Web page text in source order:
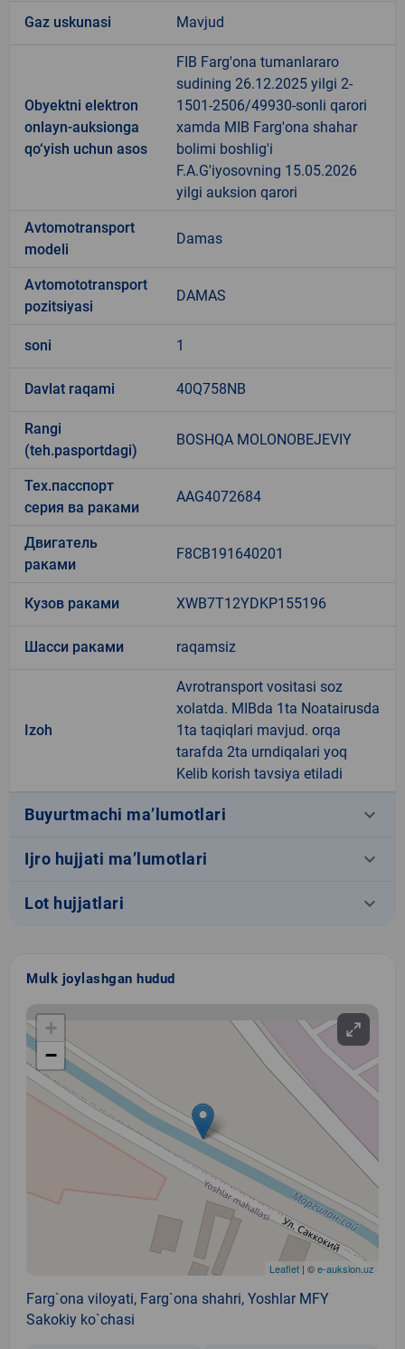
Gaz uskunasi Mavjud
Obyektni elektron
onlayn-auksionga
qo‘yish uchun asos
FIB Farg'ona tumanlararo
sudining 26.12.2025 yilgi 2-
1501-2506/49930-sonli qarori
xamda MIB Farg'ona shahar
bolimi boshlig'i
F.A.G'iyosovning 15.05.2026
yilgi auksion qarori
Avtomotransport
modeli
Damas
Avtomototransport
pozitsiyasi
DAMAS
soni 1
Davlat raqami 40Q758NB
Rangi
(teh.pasportdagi)
BOSHQA MOLONOBEJEVIY
Тех.пасспорт
серия ва раками
AAG4072684
Двигатель
раками
F8CB191640201
Кузов раками XWB7T12YDKP155196
Шасси раками raqamsiz
Izoh
Avrotransport vositasi soz
xolatda. MIBda 1ta Noatairusda
1ta taqiqlari mavjud. orqa
tarafda 2ta urndiqalari yoq
Kelib korish tavsiya etiladi
Buyurtmachi ma’lumotlari keyboard_arrow_down
Ijro hujjati ma’lumotlari keyboard_arrow_down
Lot hujjatlari keyboard_arrow_down
Mulk joylashgan hudud
+
−
Leaflet | ©e-auksion.uz
Farg`ona viloyati, Farg`ona shahri, Yoshlar MFY
Sakokiy ko`chasi